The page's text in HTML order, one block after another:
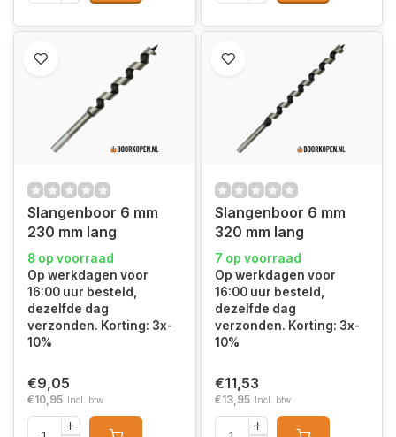
Slangenboor 6 mm
230 mm lang
8 op voorraad
Op werkdagen voor
16:00 uur besteld,
dezelfde dag
verzonden. Korting: 3x-
10%
€9,05
€10,95 Incl. btw
Slangenboor 6 mm
320 mm lang
7 op voorraad
Op werkdagen voor
16:00 uur besteld,
dezelfde dag
verzonden. Korting: 3x-
10%
€11,53
€13,95 Incl. btw